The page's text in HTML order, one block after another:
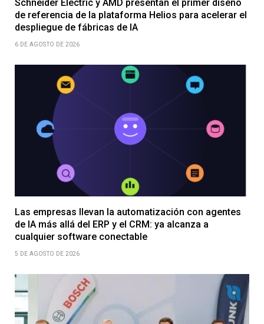
Schneider Electric y AMD presentan el primer diseño
de referencia de la plataforma Helios para acelerar el
despliegue de fábricas de IA
6 DE AGOSTO DE 2026
Las empresas llevan la automatización con agentes
de IA más allá del ERP y el CRM: ya alcanza a
cualquier software conectable
5 DE AGOSTO DE 2026